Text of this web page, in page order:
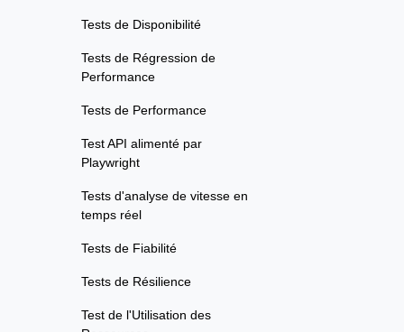
Tests de Disponibilité
Tests de Régression de
Performance
Tests de Performance
Test API alimenté par
Playwright
Tests d'analyse de vitesse en
temps réel
Tests de Fiabilité
Tests de Résilience
Test de l'Utilisation des